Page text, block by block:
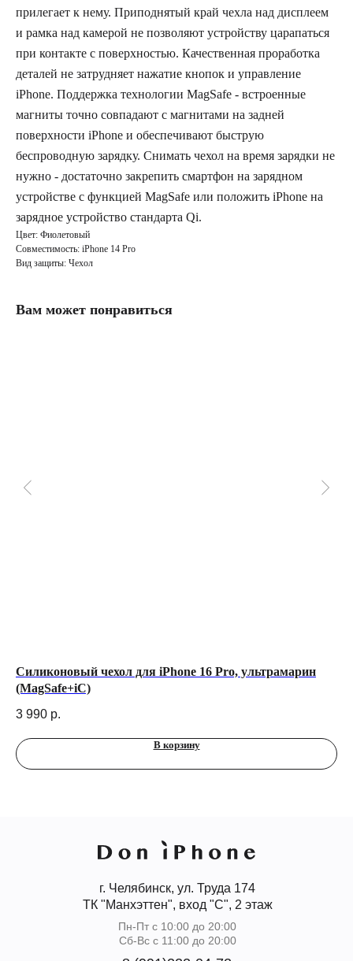
прилегает к нему. Приподнятый край чехла над дисплеем
и рамка над камерой не позволяют устройству царапаться
при контакте с поверхностью. Качественная проработка
деталей не затрудняет нажатие кнопок и управление
iPhone. Поддержка технологии MagSafe - встроенные
магниты точно совпадают с магнитами на задней
поверхности iPhone и обеспечивают быструю
беспроводную зарядку. Снимать чехол на время зарядки не
нужно - достаточно закрепить смартфон на зарядном
устройстве с функцией MagSafe или положить iPhone на
зарядное устройство стандарта Qi.
Цвет: Фиолетовый
Совместимость: iPhone 14 Pro
Вид защиты: Чехол
Вам может понравиться
Силиконовый чехол для iPhone 16 Pro, ультрамарин
(MagSafe+iC)
3 990 р.
В корзину
г. Челябинск, ул. Труда 174
ТК "Манхэттен", вход "С", 2 этаж
Пн-Пт с 10:00 до 20:00
Сб-Вс с 11:00 до 20:00